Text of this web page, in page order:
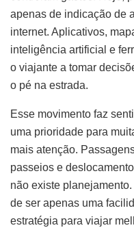
apenas de indicação de
internet. Aplicativos,
inteligência artificial e
o viajante a tomar
o pé na estrada.
Esse movimento faz
uma prioridade para
mais atenção.
passeios e
não existe
de ser apenas uma
estratégia para viajar